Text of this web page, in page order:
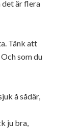
det är flera
Tänk att
som du
å sådär,
ju bra,